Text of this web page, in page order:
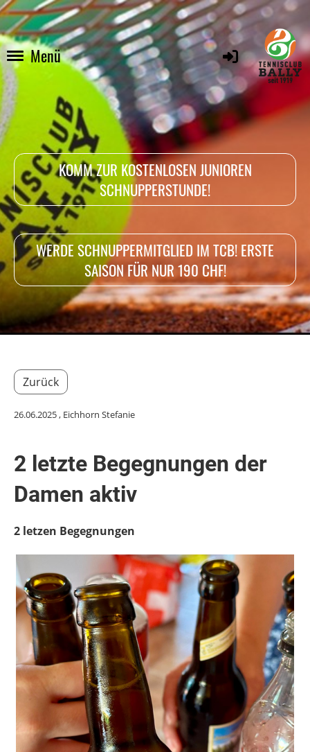
Menü
KOMM ZUR KOSTENLOSEN JUNIOREN
SCHNUPPERSTUNDE!
WERDE SCHNUPPERMITGLIED IM TCB! ERSTE
SAISON FÜR NUR 190 CHF!
Zurück
26.06.2025, Eichhorn Stefanie
2 letzte Begegnungen der
Damen aktiv
2 letzen Begegnungen